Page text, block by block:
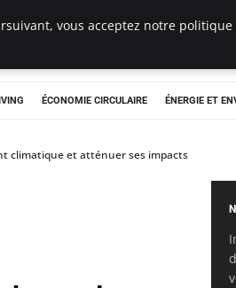
ÉCONOMIE CIRCULAIRE ÉNERGIE ET
climatique et atténuer ses impacts
vous acceptez notre